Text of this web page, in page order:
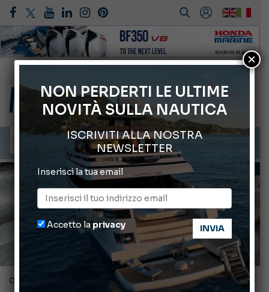
Gommoni Callegari acquisisce Geniuss
Svelati i Mondiali di Wakeboard 2026
Cannes Yachting Festival 2026: tutte le novità attese a settembre
Montecristo Yachting, l’orologio per il diportista
Ottobre 19, 2023
TECNICA E CONSIGLI
NON PERDERTI LE ULTIME
NOVITÀ SULLA NAUTICA
ISCRIVITI ALLA NOSTRA
NEWSLETTER
Inserisci la tua email
Accetto la privacy
×